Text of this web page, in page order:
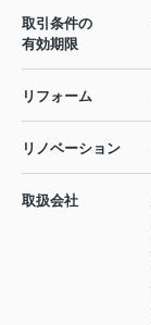
取引条件の
有効期限
リフォーム
リノベーション
取扱会社